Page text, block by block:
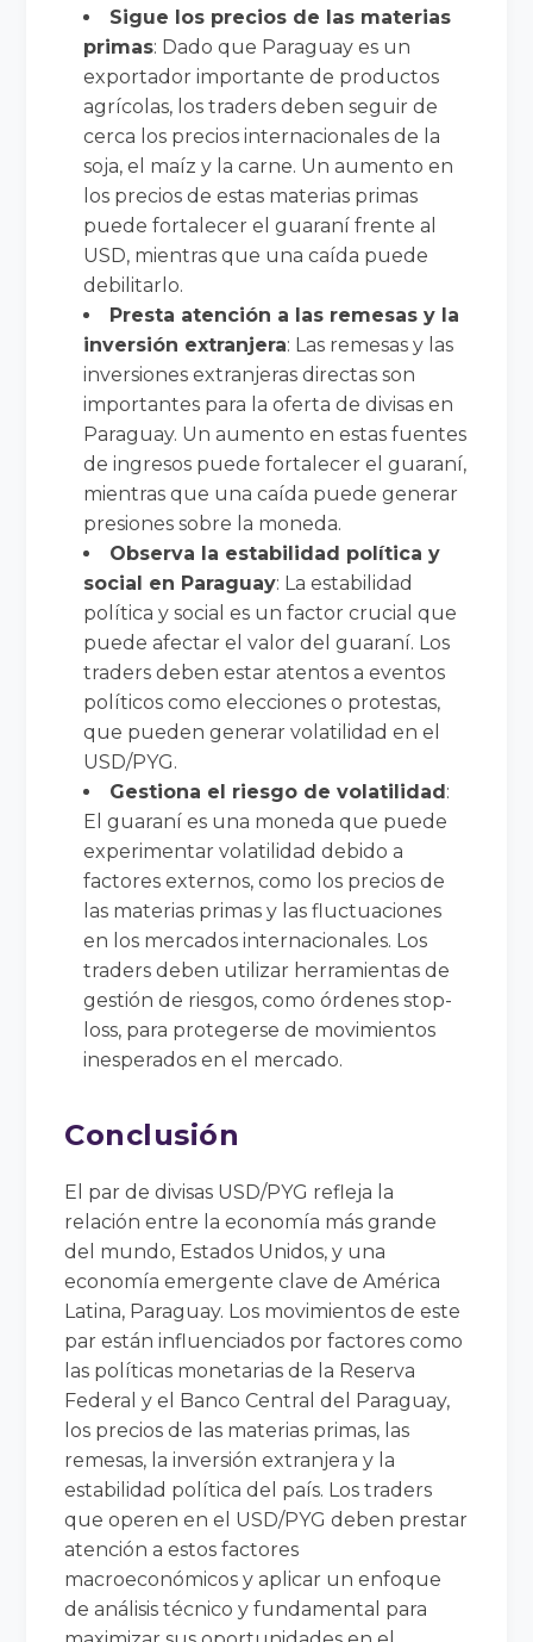
Sigue los precios de las materias
primas: Dado que Paraguay es un
exportador importante de productos
agrícolas, los traders deben seguir de
cerca los precios internacionales de la
soja, el maíz y la carne. Un aumento en
los precios de estas materias primas
puede fortalecer el guaraní frente al
USD, mientras que una caída puede
debilitarlo.
Presta atención a las remesas y la
inversión extranjera: Las remesas y las
inversiones extranjeras directas son
importantes para la oferta de divisas en
Paraguay. Un aumento en estas fuentes
de ingresos puede fortalecer el guaraní,
mientras que una caída puede generar
presiones sobre la moneda.
Observa la estabilidad política y
social en Paraguay: La estabilidad
política y social es un factor crucial que
puede afectar el valor del guaraní. Los
traders deben estar atentos a eventos
políticos como elecciones o protestas,
que pueden generar volatilidad en el
USD/PYG.
Gestiona el riesgo de volatilidad:
El guaraní es una moneda que puede
experimentar volatilidad debido a
factores externos, como los precios de
las materias primas y las fluctuaciones
en los mercados internacionales. Los
traders deben utilizar herramientas de
gestión de riesgos, como órdenes stop-
loss, para protegerse de movimientos
inesperados en el mercado.
Conclusión
El par de divisas USD/PYG refleja la
relación entre la economía más grande
del mundo, Estados Unidos, y una
economía emergente clave de América
Latina, Paraguay. Los movimientos de este
par están influenciados por factores como
las políticas monetarias de la Reserva
Federal y el Banco Central del Paraguay,
los precios de las materias primas, las
remesas, la inversión extranjera y la
estabilidad política del país. Los traders
que operen en el USD/PYG deben prestar
atención a estos factores
macroeconómicos y aplicar un enfoque
de análisis técnico y fundamental para